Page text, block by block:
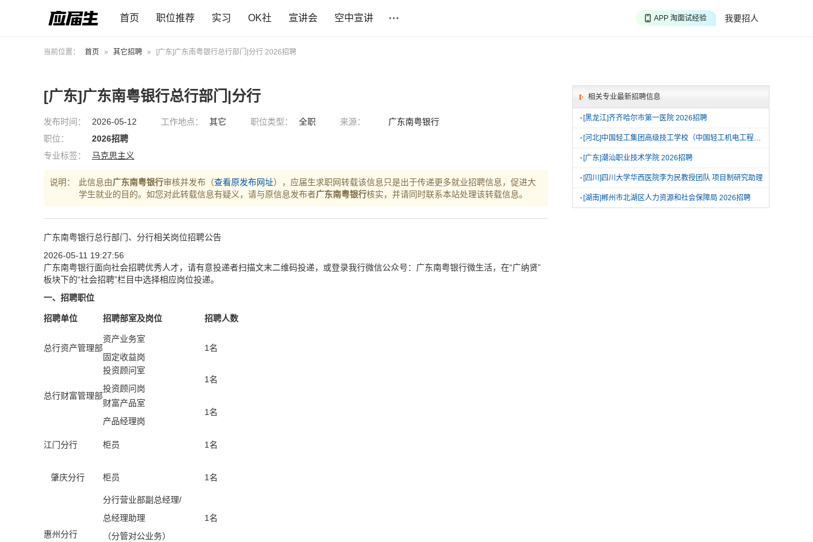
首页 职位推荐 实习 OK社 宣讲会 空中宣讲 我要招人
APP 淘面试经验
当前位置： 首页 » 其它招聘 » [广东]广东南粤银行总行部门|分行 2026招聘
[广东]广东南粤银行总行部门|分行
发布时间： 2026-05-12 工作地点： 其它 职位类型： 全职 来源：
广东南粤银行
职位：
2026招聘
专业标签：
马克思主义
说明： 此信息由广东南粤银行审核并发布（查看原发布网址），应届生求职网转载该信息只是出于传递更多就业招聘信息，促进大
学生就业的目的。如您对此转载信息有疑义，请与原信息发布者广东南粤银行核实，并请同时联系本站处理该转载信息。
广东南粤银行总行部门、分行相关岗位招聘公告
2026-05-11 19:27:56
广东南粤银行面向社会招聘优秀人才，请有意投递者扫描文末二维码投递，或登录我行微信公众号：广东南粤银行微生活，在“广纳贤”
板块下的“社会招聘”栏目中选择相应岗位投递。
一、招聘职位
招聘单位 招聘部室及岗位 招聘人数
总行资产管理部
资产业务室
固定收益岗
1 名
总行财富管理部
投资顾问室
投资顾问岗
1 名
财富产品室
产品经理岗
1 名
江门分行 柜员 1 名
肇庆分行 柜员 1 名
惠州分行
分行营业部副总经理/
总经理助理
（分管对公业务）
1 名
相关专业最新招聘信息
· [黑龙江]齐齐哈尔市第一医院 2026招聘
· [河北]中国轻工集团高级技工学校（中国轻工机电工程学校） 会计
· [广东]潮汕职业技术学院 2026招聘
· [四川]四川大学华西医院李为民教授团队 项目制研究助理
· [湖南]郴州市北湖区人力资源和社会保障局 2026招聘